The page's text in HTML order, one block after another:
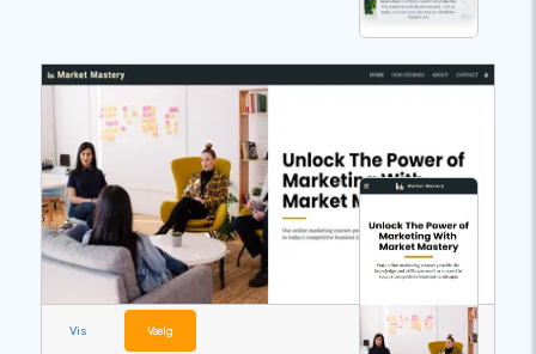
Vis Vælg